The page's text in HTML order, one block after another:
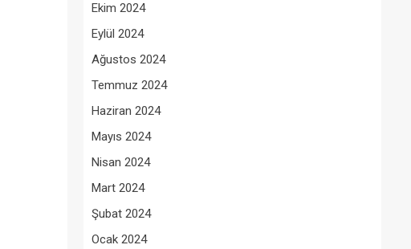
Ekim 2024
Eylül 2024
Ağustos 2024
Temmuz 2024
Haziran 2024
Mayıs 2024
Nisan 2024
Mart 2024
Şubat 2024
Ocak 2024